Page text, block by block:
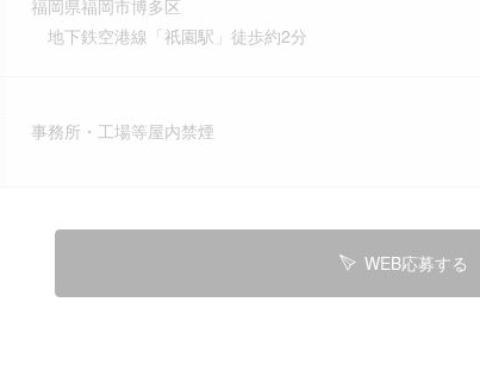
福岡県福岡市博多区
地下鉄空港線「祇園駅」徒歩約2分
事務所・工場等屋内禁煙
WEB応募する